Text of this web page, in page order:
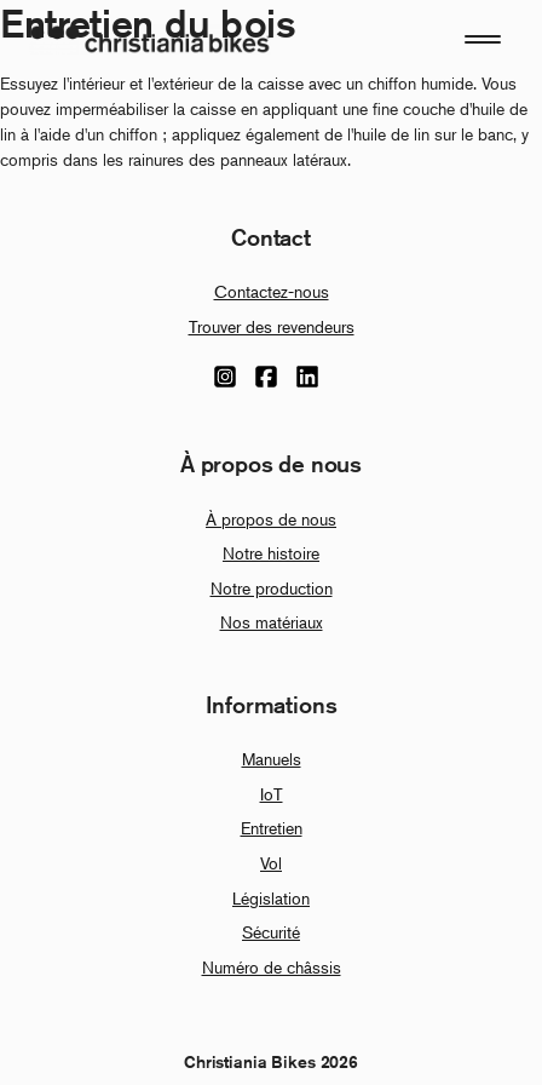
Aller
au
Entretien du bois
Essuyez l'intérieur et l'extérieur de la caisse avec un chiffon humide. Vous
pouvez imperméabiliser la caisse en appliquant une fine couche d'huile de
lin à l'aide d'un chiffon ; appliquez également de l'huile de lin sur le banc, y
compris dans les rainures des panneaux latéraux.
Contact
Contactez-nous
Trouver des revendeurs
À propos de nous
À propos de nous
Notre histoire
Notre production
Nos matériaux
Informations
Manuels
IoT
Entretien
Vol
Législation
Sécurité
Numéro de châssis
Christiania Bikes 2026